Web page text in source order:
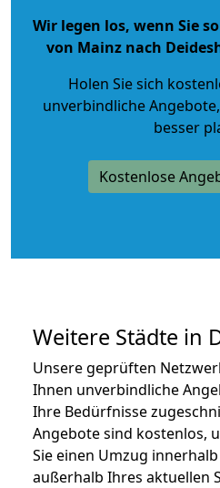
Wir legen los, wenn Sie
von Mainz nach
Holen Sie sich
unverbindliche Angebote
besser
Kostenlose
Weitere Städte in
Unsere geprüften
Ihnen unverbindliche
Ihre Bedürfnisse
Angebote sind kostenlos,
Sie einen Umzug
außerhalb Ihres aktuellen